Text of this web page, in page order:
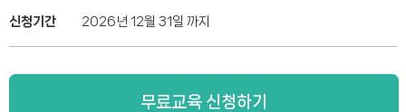
신청기간 2026년 12월 31일 까지
무료교육 신청하기